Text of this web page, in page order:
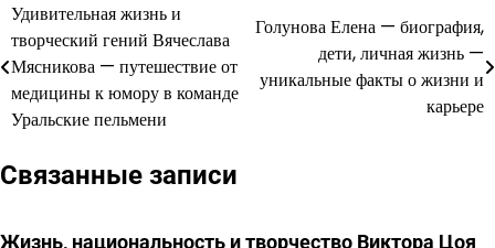
Навигация
по
записям
Удивительная жизнь и
творческий гений Вячеслава
Мясникова — путешествие от
медицины к юмору в команде
Уральские пельмени
Голунова Елена — биография,
дети, личная жизнь —
уникальные факты о жизни и
карьере
Связанные записи
Жизнь, национальность и творчество Виктора Цоя